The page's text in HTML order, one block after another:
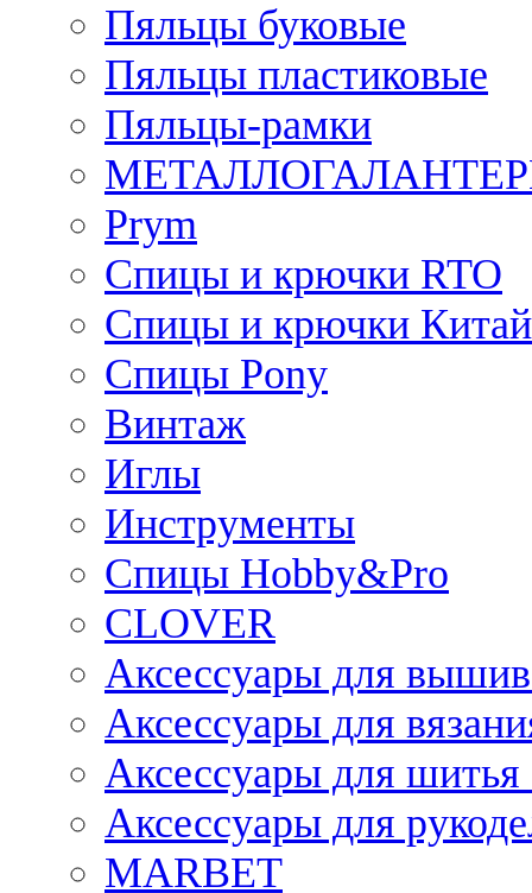
Пяльцы буковые
Пяльцы пластиковые
Пяльцы-рамки
Prym
Спицы и крючки RTO
Спицы и крючки Китай
Спицы Pony
Винтаж
Иглы
Инструменты
Спицы Hobby&Pro
CLOVER
Аксессуары для
Аксессуары для
Аксессуары для
Аксессуары для
MARBET